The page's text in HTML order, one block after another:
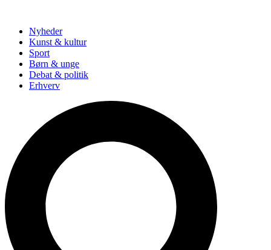
Nyheder
Kunst & kultur
Sport
Børn & unge
Debat & politik
Erhverv